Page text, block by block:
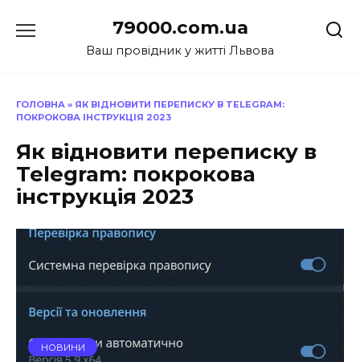
до
79000.com.ua
Ваш провідник у житті Львова
ГОЛОВНА » ЯК ВІДНОВИТИ ПЕРЕПИСКУ В TELEGRAM:
ПОКРОКОВА ІНСТРУКЦІЯ 2023
Як відновити переписку в
Telegram: покрокова
інструкція 2023
НОВИНИ